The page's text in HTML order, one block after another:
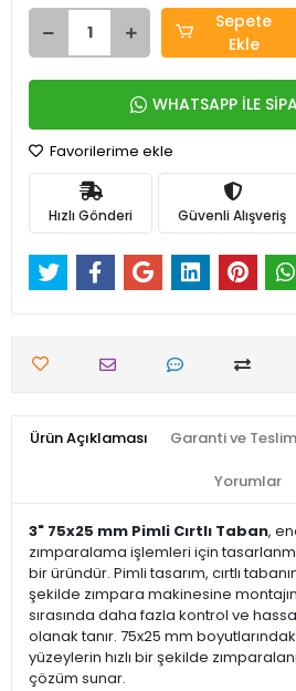
Sepete
Ekle
WHATSAPP İLE
Favorilerime ekle
Hızlı Gönderi Güvenli Alışveriş
Ürün Açıklaması Garanti ve
Yorumlar
3" 75x25 mm Pimli Cırtlı Taban,
zımparalama işlemleri için
bir üründür. Pimli tasarım, cırtlı
şekilde zımpara makinesine
sırasında daha fazla kontrol ve
olanak tanır. 75x25 mm
yüzeylerin hızlı bir şekilde
çözüm sunar.